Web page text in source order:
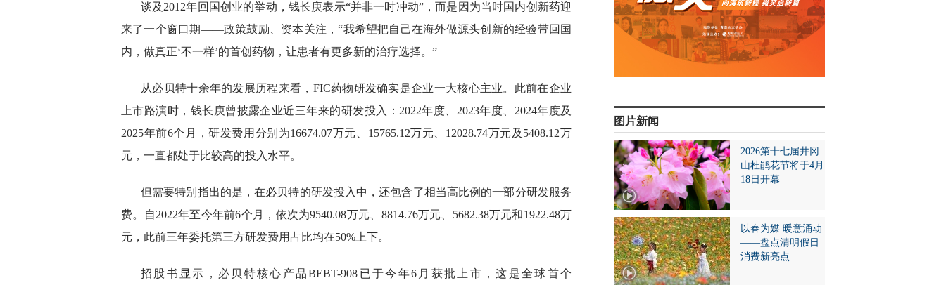
谈及2012年回国创业的举动，钱长庚表示“并非一时冲动”，而是因为当时国内创新药迎
来了一个窗口期——政策鼓励、资本关注，“我希望把自己在海外做源头创新的经验带回国
内，做真正‘不一样’的首创药物，让患者有更多新的治疗选择。”
从必贝特十余年的发展历程来看，FIC药物研发确实是企业一大核心主业。此前在企业
上市路演时，钱长庚曾披露企业近三年来的研发投入：2022年度、2023年度、2024年度及
2025年前6个月，研发费用分别为16674.07万元、15765.12万元、12028.74万元及5408.12万
元，一直都处于比较高的投入水平。
但需要特别指出的是，在必贝特的研发投入中，还包含了相当高比例的一部分研发服务
费。自2022年至今年前6个月，依次为9540.08万元、8814.76万元、5682.38万元和1922.48万
元，此前三年委托第三方研发费用占比均在50%上下。
招股书显示，必贝特核心产品BEBT-908已于今年6月获批上市，这是全球首个
图片新闻
2026第十七届井冈
山杜鹃花节将于4月
18日开幕
以春为媒 暖意涌动
——盘点清明假日
消费新亮点